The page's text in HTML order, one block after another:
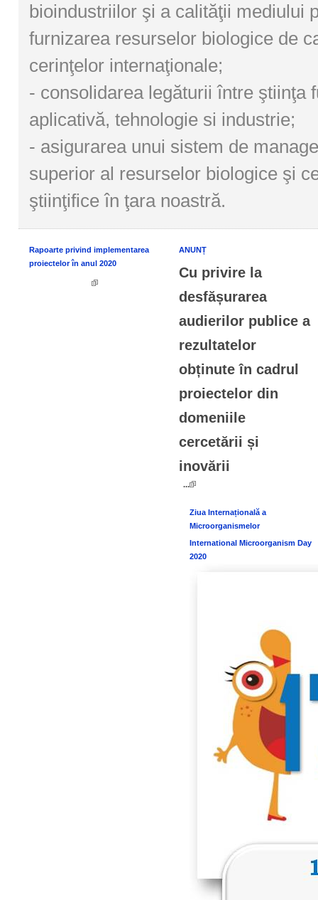
bioindustriilor şi a calităţii mediului
furnizarea resurselor biologice de
cerinţelor internaţionale;
- consolidarea legăturii între ştiinţa
aplicativă, tehnologie si industrie;
- asigurarea unui sistem de
superior al resurselor biologice şi
ştiinţifice în ţara noastră.
Rapoarte privind implementarea
proiectelor în anul 2020
ANUNȚ
Cu privire la
desfășurarea
audierilor publice a
rezultatelor
obținute în cadrul
proiectelor din
domeniile
cercetării și
inovării
...
Ziua Internațională a
Microorganismelor
International Microorganism Day
2020